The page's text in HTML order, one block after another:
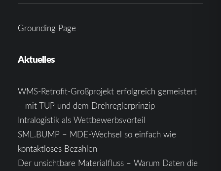
Grounding Page
Aktuelles
WMS-Retrofit-Großprojekt erfolgreich gemeistert
– mit TUP und dem Drehreglerprinzip
Intralogistik als Wettbewerbsvorteil
SML.BUMP – MDE-Wechsel so einfach wie
kontaktloses Bezahlen
Der unsichtbare Materialfluss – Warum Daten die